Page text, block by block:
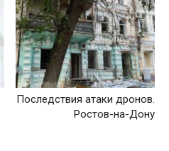
Последствия атаки дронов.
Ростов-на-Дону